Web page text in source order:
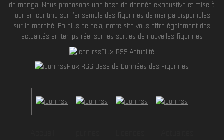
de manga. Nous proposons une base de donnée exhaustive et mise à
jour en continu sur l'ensemble des figurines de manga disponibles
sur le marché. En plus de cela, notre site vous offre également des
actualités en temps réel sur les sorties de nouvelles figurines
Flux RSS Actualité
Flux RSS Base de Données des Figurines